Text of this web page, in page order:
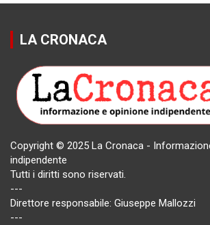
LA CRONACA
Copyright © 2025 La Cronaca -
indipendente
Tutti i diritti sono riservati.
---
Direttore responsabile: Giuseppe Mallozzi
---